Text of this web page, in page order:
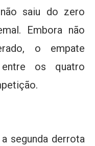
saiu do zero
Embora não
o empate
entre os quatro
segunda derrota